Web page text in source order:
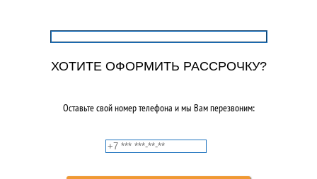
ХОТИТЕ ОФОРМИТЬ РАССРОЧКУ?
Оставьте свой номер телефона и мы Вам перезвоним: